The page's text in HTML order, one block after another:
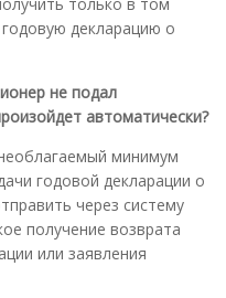
только в том
декларацию о
не подал
автоматически?
минимум
годовой декларации о
через систему
получение возврата
или заявления